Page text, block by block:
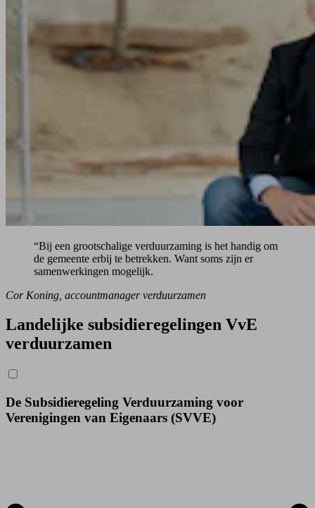
“Bij een grootschalige verduurzaming is het handig om
de gemeente erbij te betrekken. Want soms zijn er
samenwerkingen mogelijk.
Cor Koning, accountmanager verduurzamen
Landelijke subsidie­regelingen VvE
verduurzamen
De Subsidieregeling Verduurzaming voor
Verenigingen van Eigenaars (SVVE)